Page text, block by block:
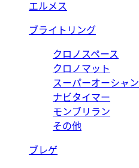
エルメス
ブライトリング
クロノスペース
クロノマット
スーパーオーシャン
ナビタイマー
モンブリラン
その他
ブレゲ